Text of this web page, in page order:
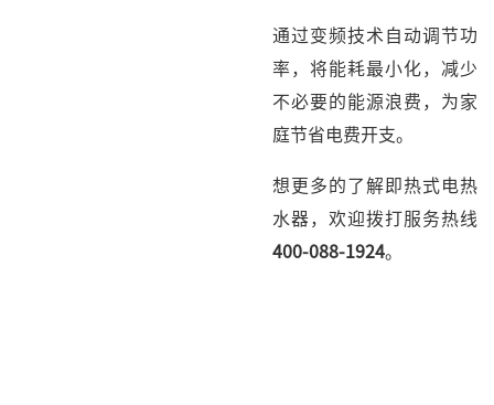
通过变频技术自动调节功
率，将能耗最小化，减少
不必要的能源浪费，为家
庭节省电费开支。
想更多的了解即热式电热
水器，欢迎拨打服务热线
400-088-1924。